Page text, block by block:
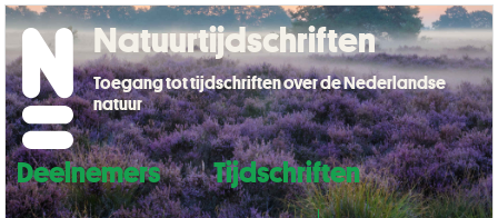
Deelnemers
Tijdschriften
Natuurtijdschriften
Toegang tot tijdschriften over de Nederlandse
natuur